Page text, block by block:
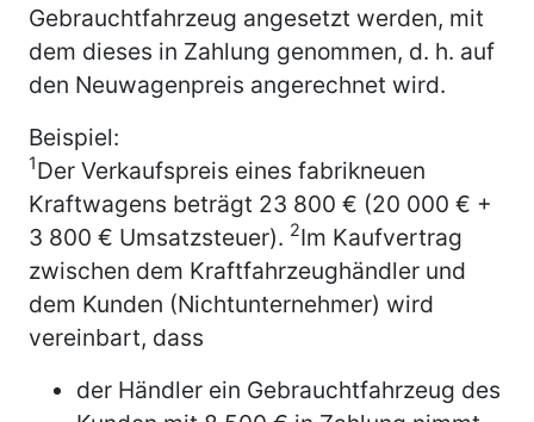
Gebrauchtfahrzeug angesetzt werden, mit
dem dieses in Zahlung genommen, d. h. auf
den Neuwagenpreis angerechnet wird.
Beispiel:
1Der Verkaufspreis eines fabrikneuen
Kraftwagens beträgt 23 800 € (20 000 € +
3 800 € Umsatzsteuer). 2Im Kaufvertrag
zwischen dem Kraftfahrzeughändler und
dem Kunden (Nichtunternehmer) wird
vereinbart, dass
der Händler ein Gebrauchtfahrzeug des